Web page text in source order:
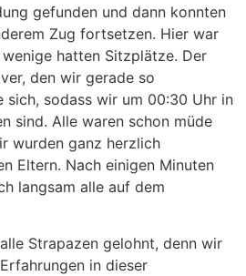
gefunden und dann konnten
Zug fortsetzen. Hier war
hatten Sitzplätze. Der
den wir gerade so
sich, sodass wir um 00:30 Uhr in
sind. Alle waren schon müde
wurden ganz herzlich
Eltern. Nach einigen Minuten
langsam alle auf dem
Strapazen gelohnt, denn wir
in dieser